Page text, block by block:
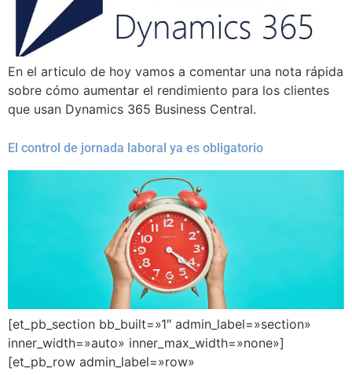
En el articulo de hoy vamos a comentar una nota rápida
sobre cómo aumentar el rendimiento para los clientes
que usan Dynamics 365 Business Central.
El control de jornada laboral ya es obligatorio
[et_pb_section bb_built=»1″ admin_label=»section»
inner_width=»auto» inner_max_width=»none»]
[et_pb_row admin_label=»row»